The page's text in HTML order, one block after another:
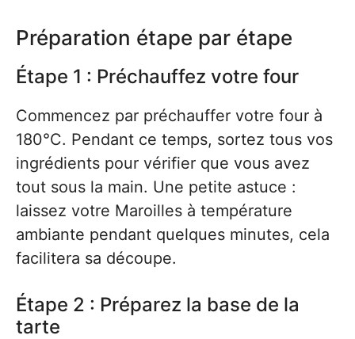
Préparation étape par étape
Étape 1 : Préchauffez votre four
Commencez par préchauffer votre four à
180°C. Pendant ce temps, sortez tous vos
ingrédients pour vérifier que vous avez
tout sous la main. Une petite astuce :
laissez votre Maroilles à température
ambiante pendant quelques minutes, cela
facilitera sa découpe.
Étape 2 : Préparez la base de la
tarte